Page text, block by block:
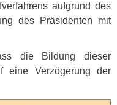
aufgrund des
des Präsidenten mit
die Bildung dieser
eine Verzögerung der